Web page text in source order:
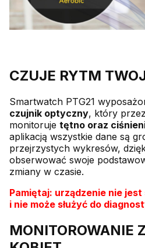
CZUJE RYTM
Smartwatch PTG21
czujnik optyczny, który
monitoruje tętno oraz
aplikacją wszystkie dane są
przejrzystych wykresów,
obserwować swoje
zmiany w czasie.
Pamiętaj: urządzenie nie
i nie może służyć do
MONITOROWANIE